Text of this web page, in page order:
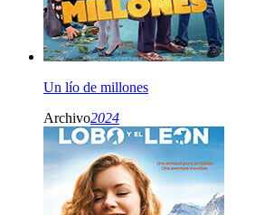
Un lío de millones
Archivo2024